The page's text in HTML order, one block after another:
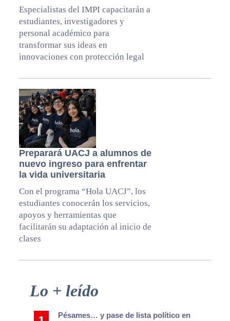
Especialistas del IMPI capacitarán a
estudiantes, investigadores y
personal académico para
transformar sus ideas en
innovaciones con protección legal
Preparará UACJ a alumnos de
nuevo ingreso para enfrentar
la vida universitaria
Con el programa “Hola UACJ”, los
estudiantes conocerán los servicios,
apoyos y herramientas que
facilitarán su adaptación al inicio de
clases
Primary
Lo + leído
Pésames… y pase de lista político en